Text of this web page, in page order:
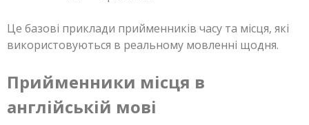
Це базові приклади прийменників часу та місця, які
використовуються в реальному мовленні щодня.
Прийменники місця в
англійській мові